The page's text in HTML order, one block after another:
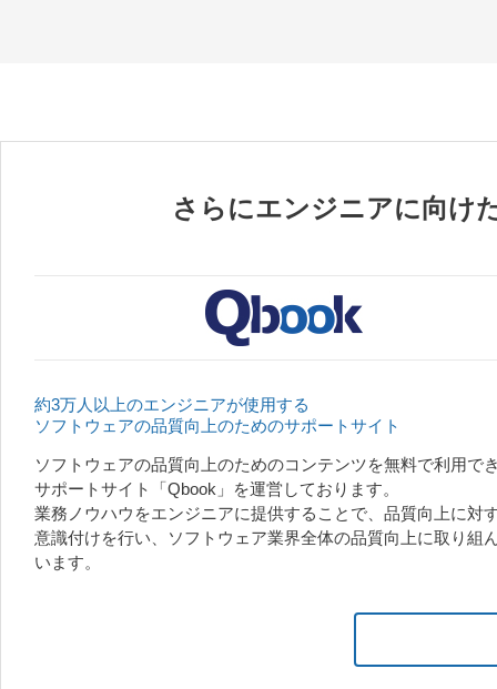
さらにエンジニアに向け
約3万人以上のエンジニアが使用する
ソフトウェアの品質向上のためのサポートサイト
ソフトウェアの品質向上のためのコンテンツを無料で利用で
サポートサイト「Qbook」を運営しております。
業務ノウハウをエンジニアに提供することで、品質向上に対
意識付けを行い、ソフトウェア業界全体の品質向上に取り組
います。